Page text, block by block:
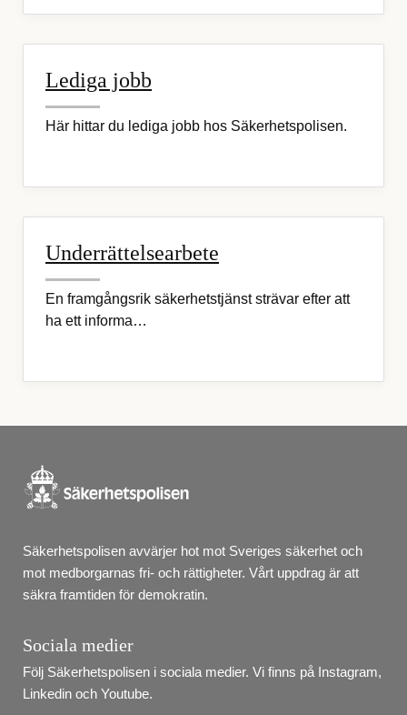
Lediga jobb
Här hittar du lediga jobb hos Säkerhetspolisen.
Underrättelsearbete
En framgångsrik säkerhetstjänst strävar efter att
ha ett informa…
Säkerhetspolisen avvärjer hot mot Sveriges säkerhet och
mot medborgarnas fri- och rättigheter. Vårt uppdrag är att
säkra framtiden för demokratin.
Sociala medier
Följ Säkerhetspolisen i sociala medier. Vi finns på Instagram,
Linkedin och Youtube.